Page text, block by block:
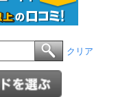
クリア